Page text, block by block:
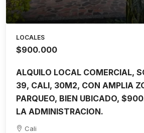
LOCALES
$900.000
ALQUILO LOCAL COMERCIAL,
39, CALI, 30M2, CON AMPLIA
PARQUEO, BIEN UBICADO,
LA ADMINISTRACION.
Cali